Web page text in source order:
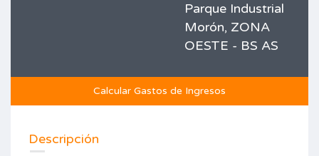
Parque Industrial
Morón, ZONA
OESTE - BS AS
Calcular Gastos de Ingresos
Descripción